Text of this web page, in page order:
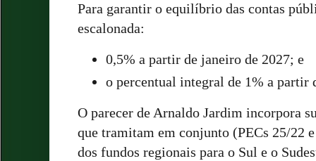
Para garantir o equilíbrio das contas
escalonada:
0,5% a partir de janeiro de 2027; e
o percentual integral de 1% a partir
O parecer de Arnaldo Jardim incorpora
que tramitam em conjunto (PECs 25/22
dos fundos regionais para o Sul e o